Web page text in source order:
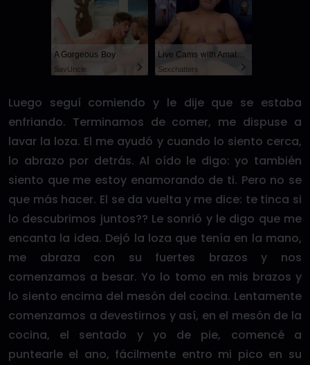
A Gorgeous Boy
SayUncle
Live Cams with Amateur Men
Sexchatters
Luego seguí comiendo y le dije que se estaba
enfriando. Terminamos de comer, me dispuse a
lavar la loza. El me ayudó y cuando lo siento cerca,
lo abrazo por detrás. Al oído le digo: yo también
siento que me estoy enamorando de ti. Pero no se
que más hacer. El se da vuelta y me dice: te tinca si
lo descubrimos juntos?? Le sonrió y le digo que me
encanta la idea. Dejó la loza que tenía en la mano,
me abraza con su fuertes brazos y nos
comenzamos a besar. Yo lo tomo en mis brazos y
lo siento encima del mesón del cocina. Lentamente
comenzamos a devestirnos y así, en el mesón de la
cocina, el sentado y yo de pie, comencé a
puntearle el ano, fácilmente entro mi pico en su